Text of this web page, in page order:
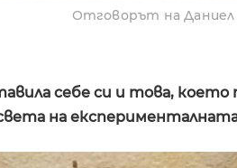
Отговорът на Даниел
себе си и това,
на